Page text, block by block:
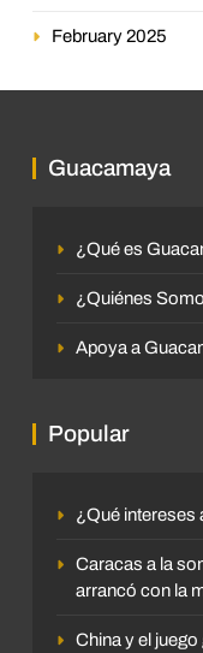
February 2025
Guacamaya
¿Qué es
¿Quiénes
Apoya a
Popular
¿Qué intereses
Caracas a la
arrancó con la
China y el